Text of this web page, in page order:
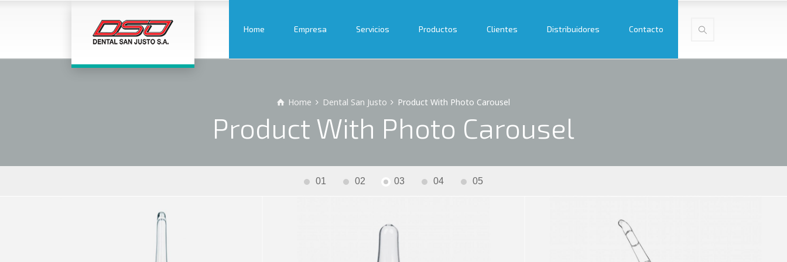
Home Empresa Servicios Productos Clientes Distribuidores Contacto
Home Dental San Justo Product With Photo Carousel
Product With Photo Carousel
01 02 03 04 05